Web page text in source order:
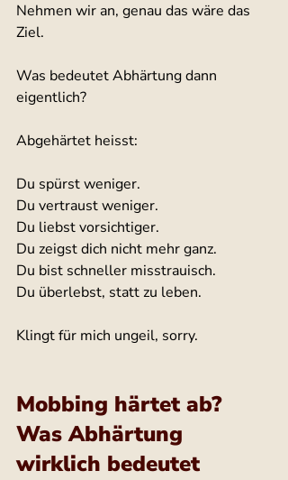
Nehmen wir an, genau das wäre das
Ziel.
Was bedeutet Abhärtung dann
eigentlich?
Abgehärtet heisst:
Du spürst weniger.
Du vertraust weniger.
Du liebst vorsichtiger.
Du zeigst dich nicht mehr ganz.
Du bist schneller misstrauisch.
Du überlebst, statt zu leben.
Klingt für mich ungeil, sorry.
Mobbing härtet ab?
Was Abhärtung
wirklich bedeutet